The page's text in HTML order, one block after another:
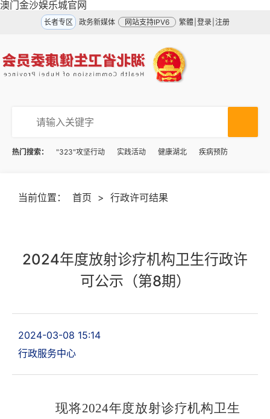
澳门金沙娱乐城官网
长者专区 政务新媒体 网站支持IPV6 繁體 登录 注册
热门搜索： "323"攻坚行动 实践活动 健康湖北 疾病预防
当前位置： 首页 > 行政许可结果
2024年度放射诊疗机构卫生行政许
可公示（第8期）
2024-03-08 15:14
行政服务中心
现将2024年度放射诊疗机构卫生